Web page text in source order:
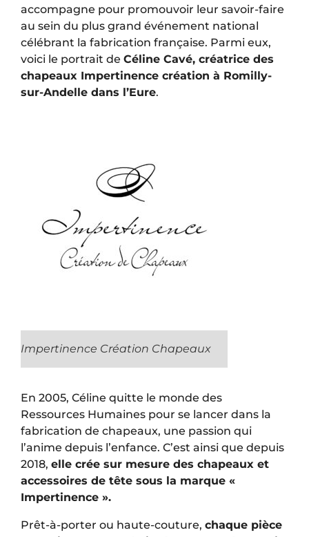
accompagne pour promouvoir leur savoir-faire
au sein du plus grand événement national
célébrant la fabrication française. Parmi eux,
voici le portrait de Céline Cavé, créatrice des
chapeaux Impertinence création à Romilly-
sur-Andelle dans l’Eure.
Impertinence Création Chapeaux
En 2005, Céline quitte le monde des
Ressources Humaines pour se lancer dans la
fabrication de chapeaux, une passion qui
l’anime depuis l’enfance. C’est ainsi que depuis
2018, elle crée sur mesure des chapeaux et
accessoires de tête sous la marque «
Impertinence ».
Prêt-à-porter ou haute-couture, chaque pièce